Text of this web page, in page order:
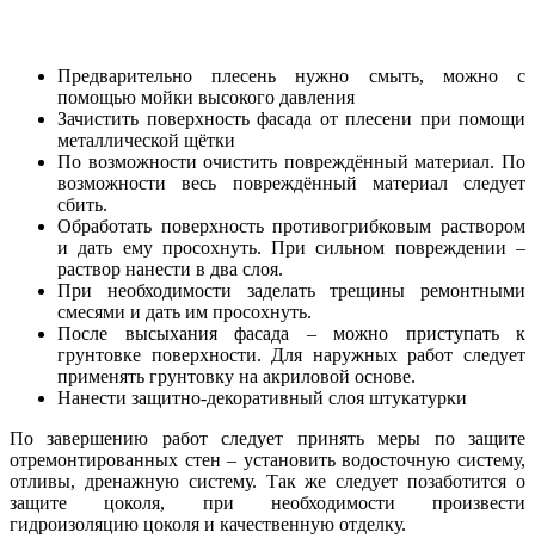
Предварительно плесень нужно смыть, можно с
помощью мойки высокого давления
Зачистить поверхность фасада от плесени при помощи
металлической щётки
По возможности очистить повреждённый материал. По
возможности весь повреждённый материал следует
сбить.
Обработать поверхность противогрибковым раствором
и дать ему просохнуть. При сильном повреждении –
раствор нанести в два слоя.
При необходимости заделать трещины ремонтными
смесями и дать им просохнуть.
После высыхания фасада – можно приступать к
грунтовке поверхности. Для наружных работ следует
применять грунтовку на акриловой основе.
Нанести защитно-декоративный слоя штукатурки
По завершению работ следует принять меры по защите
отремонтированных стен – установить водосточную систему,
отливы, дренажную систему. Так же следует позаботится о
защите цоколя, при необходимости произвести
гидроизоляцию цоколя и качественную отделку.